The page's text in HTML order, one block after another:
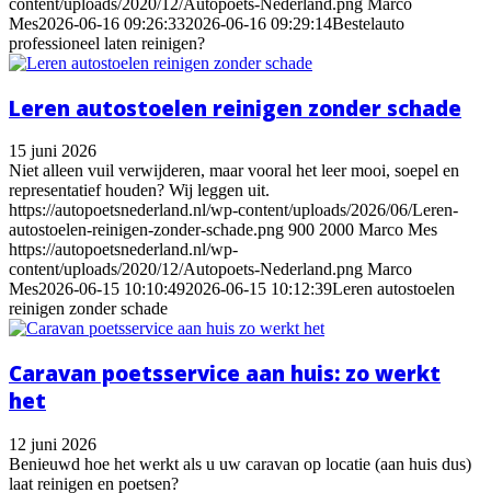
content/uploads/2020/12/Autopoets-Nederland.png Marco
Mes2026-06-16 09:26:332026-06-16 09:29:14Bestelauto
professioneel laten reinigen?
Leren autostoelen reinigen zonder schade
15 juni 2026
Niet alleen vuil verwijderen, maar vooral het leer mooi, soepel en
representatief houden? Wij leggen uit.
https://autopoetsnederland.nl/wp-content/uploads/2026/06/Leren-
autostoelen-reinigen-zonder-schade.png 900 2000 Marco Mes
https://autopoetsnederland.nl/wp-
content/uploads/2020/12/Autopoets-Nederland.png Marco
Mes2026-06-15 10:10:492026-06-15 10:12:39Leren autostoelen
reinigen zonder schade
Caravan poetsservice aan huis: zo werkt
het
12 juni 2026
Benieuwd hoe het werkt als u uw caravan op locatie (aan huis dus)
laat reinigen en poetsen?